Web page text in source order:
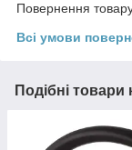
Повернення
Всі умови
Подібні товари